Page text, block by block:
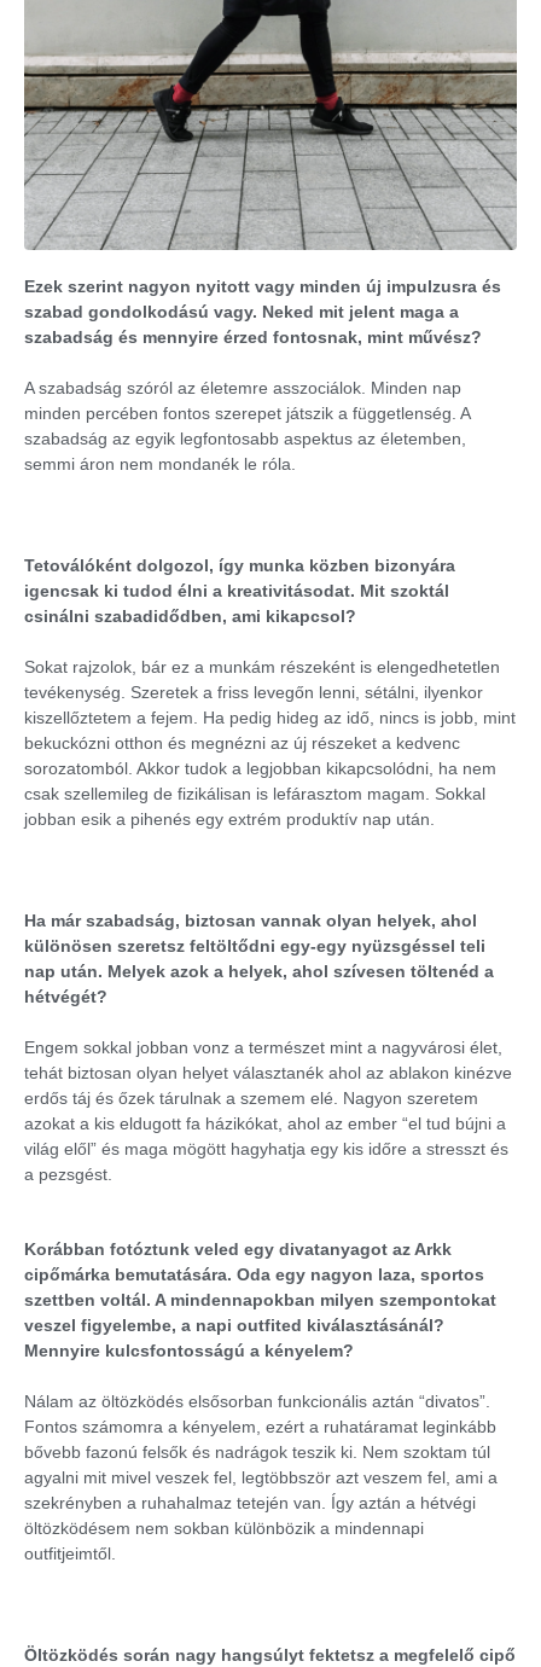
Ezek szerint nagyon nyitott vagy minden új impulzusra és
szabad gondolkodású vagy. Neked mit jelent maga a
szabadság és mennyire érzed fontosnak, mint művész?
A szabadság szóról az életemre asszociálok. Minden nap
minden percében fontos szerepet játszik a függetlenség. A
szabadság az egyik legfontosabb aspektus az életemben,
semmi áron nem mondanék le róla.
Tetoválóként dolgozol, így munka közben bizonyára
igencsak ki tudod élni a kreativitásodat. Mit szoktál
csinálni szabadidődben, ami kikapcsol?
Sokat rajzolok, bár ez a munkám részeként is elengedhetetlen
tevékenység. Szeretek a friss levegőn lenni, sétálni, ilyenkor
kiszellőztetem a fejem. Ha pedig hideg az idő, nincs is jobb, mint
bekuckózni otthon és megnézni az új részeket a kedvenc
sorozatomból. Akkor tudok a legjobban kikapcsolódni, ha nem
csak szellemileg de fizikálisan is lefárasztom magam. Sokkal
jobban esik a pihenés egy extrém produktív nap után.
Ha már szabadság, biztosan vannak olyan helyek, ahol
különösen szeretsz feltöltődni egy-egy nyüzsgéssel teli
nap után. Melyek azok a helyek, ahol szívesen töltenéd a
hétvégét?
Engem sokkal jobban vonz a természet mint a nagyvárosi élet,
tehát biztosan olyan helyet választanék ahol az ablakon kinézve
erdős táj és őzek tárulnak a szemem elé. Nagyon szeretem
azokat a kis eldugott fa házikókat, ahol az ember “el tud bújni a
világ elől” és maga mögött hagyhatja egy kis időre a stresszt és
a pezsgést.
Korábban fotóztunk veled egy divatanyagot az Arkk
cipőmárka bemutatására. Oda egy nagyon laza, sportos
szettben voltál. A mindennapokban milyen szempontokat
veszel figyelembe, a napi outfited kiválasztásánál?
Mennyire kulcsfontosságú a kényelem?
Nálam az öltözködés elsősorban funkcionális aztán “divatos”.
Fontos számomra a kényelem, ezért a ruhatáramat leginkább
bővebb fazonú felsők és nadrágok teszik ki. Nem szoktam túl
agyalni mit mivel veszek fel, legtöbbször azt veszem fel, ami a
szekrényben a ruhahalmaz tetején van. Így aztán a hétvégi
öltözködésem nem sokban különbözik a mindennapi
outfitjeimtől.
Öltözködés során nagy hangsúlyt fektetsz a megfelelő cipő